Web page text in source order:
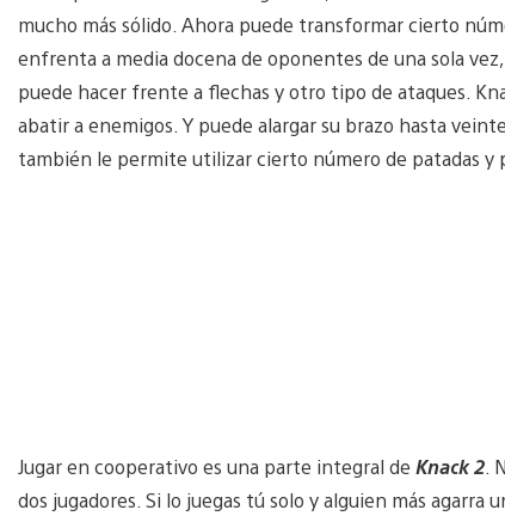
mucho más sólido. Ahora puede transformar cierto
enfrenta a media docena de oponentes de una sola
puede hacer frente a flechas y otro tipo de ataques.
abatir a enemigos. Y puede alargar su brazo hasta
también le permite utilizar cierto número de patadas y
Jugar en cooperativo es una parte integral de Knack 2 .
dos jugadores. Si lo juegas tú solo y alguien más agarra